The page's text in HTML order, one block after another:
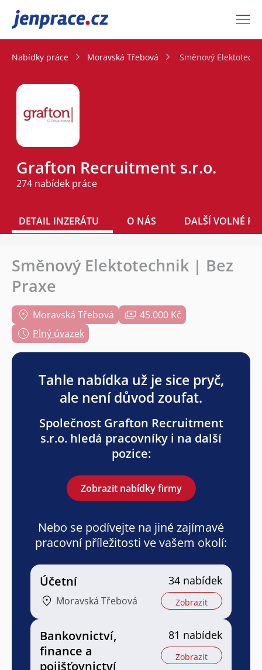
JenPráce.cz
Nabídky práce Moravská Třebová Směnový
Grafton Recruitment s.r.o.
274 nabídek práce
DETAIL INZERÁTU O NÁS DALŠÍ VOLNÉ
Směnový Elektotechnik | Bez
Praxe
Moravská Třebová
45.000 Kč
Plný úvazek
Tahle nabídka už je sice pryč,
ale není důvod zoufat.
Společnost Grafton Recruitment
s.r.o. hledá pracovníky i na další
pozice:
Zobrazit nabídky firmy
Nebo se podívejte na jiné zajímavé
pracovní příležitosti ve vašem okolí:
Účetní
Moravská Třebová
34 nabídek
Zobrazit
Bankovnictví,
finance a
pojišťovnictví
81 nabídek
Zobrazit